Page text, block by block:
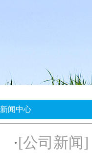
新闻中心
· [公司新闻]